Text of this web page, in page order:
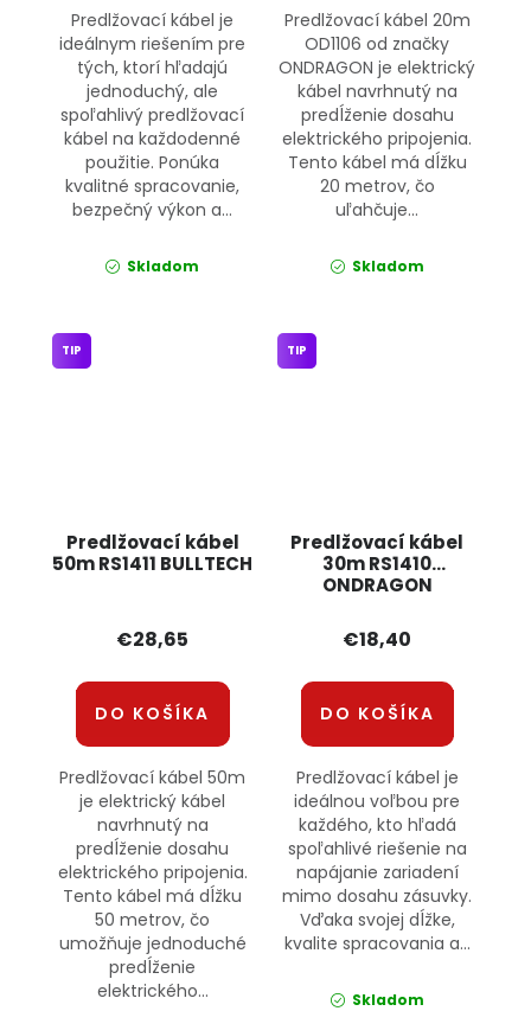
Predlžovací kábel je
ideálnym riešením pre
tých, ktorí hľadajú
jednoduchý, ale
spoľahlivý predlžovací
kábel na každodenné
použitie. Ponúka
kvalitné spracovanie,
bezpečný výkon a...
Skladom
Predlžovací kábel 20m
OD1106 od značky
ONDRAGON je elektrický
kábel navrhnutý na
predĺženie dosahu
elektrického pripojenia.
Tento kábel má dĺžku
20 metrov, čo
uľahčuje...
Skladom
Predlžovací kábel
50m RS1411 BULLTECH
TIP
€28,65
DO KOŠÍKA
Predlžovací kábel 50m
je elektrický kábel
navrhnutý na
predĺženie dosahu
elektrického pripojenia.
Tento kábel má dĺžku
50 metrov, čo
umožňuje jednoduché
predĺženie
elektrického...
Predlžovací kábel
30m RS1410
ONDRAGON
TIP
€18,40
DO KOŠÍKA
Predlžovací kábel je
ideálnou voľbou pre
každého, kto hľadá
spoľahlivé riešenie na
napájanie zariadení
mimo dosahu zásuvky.
Vďaka svojej dĺžke,
kvalite spracovania a...
Skladom